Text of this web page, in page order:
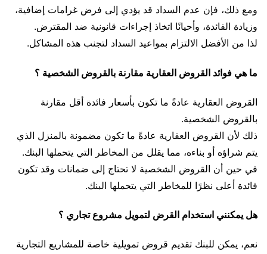
ومع ذلك، فإن عدم السداد قد يؤدي إلى فرض غرامات إضافية،
وزيادة الفائدة، وأحيانًا اتخاذ إجراءات قانونية ضد المقترض.
لذا من الأفضل الالتزام بمواعيد السداد لتجنب هذه المشاكل.
ما هي فوائد القروض العقارية مقارنة بالقروض الشخصية ؟
القروض العقارية عادةً ما تكون بأسعار فائدة أقل مقارنة
بالقروض الشخصية.
ذلك لأن القروض العقارية عادةً ما تكون مضمونة بالمنزل الذي
يتم شراؤه أو بناءه، مما يقلل من المخاطر التي يتحملها البنك.
في حين أن القروض الشخصية لا تحتاج إلى ضمانات وقد تكون
فائدة أعلى نظرًا للمخاطر التي يتحملها البنك.
هل يمكنني استخدام القرض لتمويل مشروع تجاري ؟
نعم، يمكن للبنك تقديم قروض تمويلية خاصة للمشاريع التجارية